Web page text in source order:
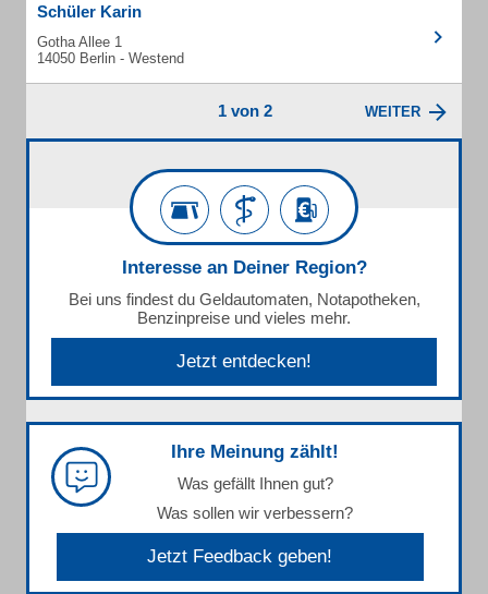
Schüler Karin
Gotha Allee 1
14050 Berlin - Westend
1 von 2 WEITER
Interesse an Deiner Region?
Bei uns findest du Geldautomaten, Notapotheken,
Benzinpreise und vieles mehr.
Jetzt entdecken!
Ihre Meinung zählt!
Was gefällt Ihnen gut?
Was sollen wir verbessern?
Jetzt Feedback geben!